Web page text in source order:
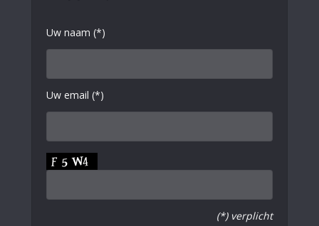
Uw naam (*)
Uw email (*)
(*) verplicht